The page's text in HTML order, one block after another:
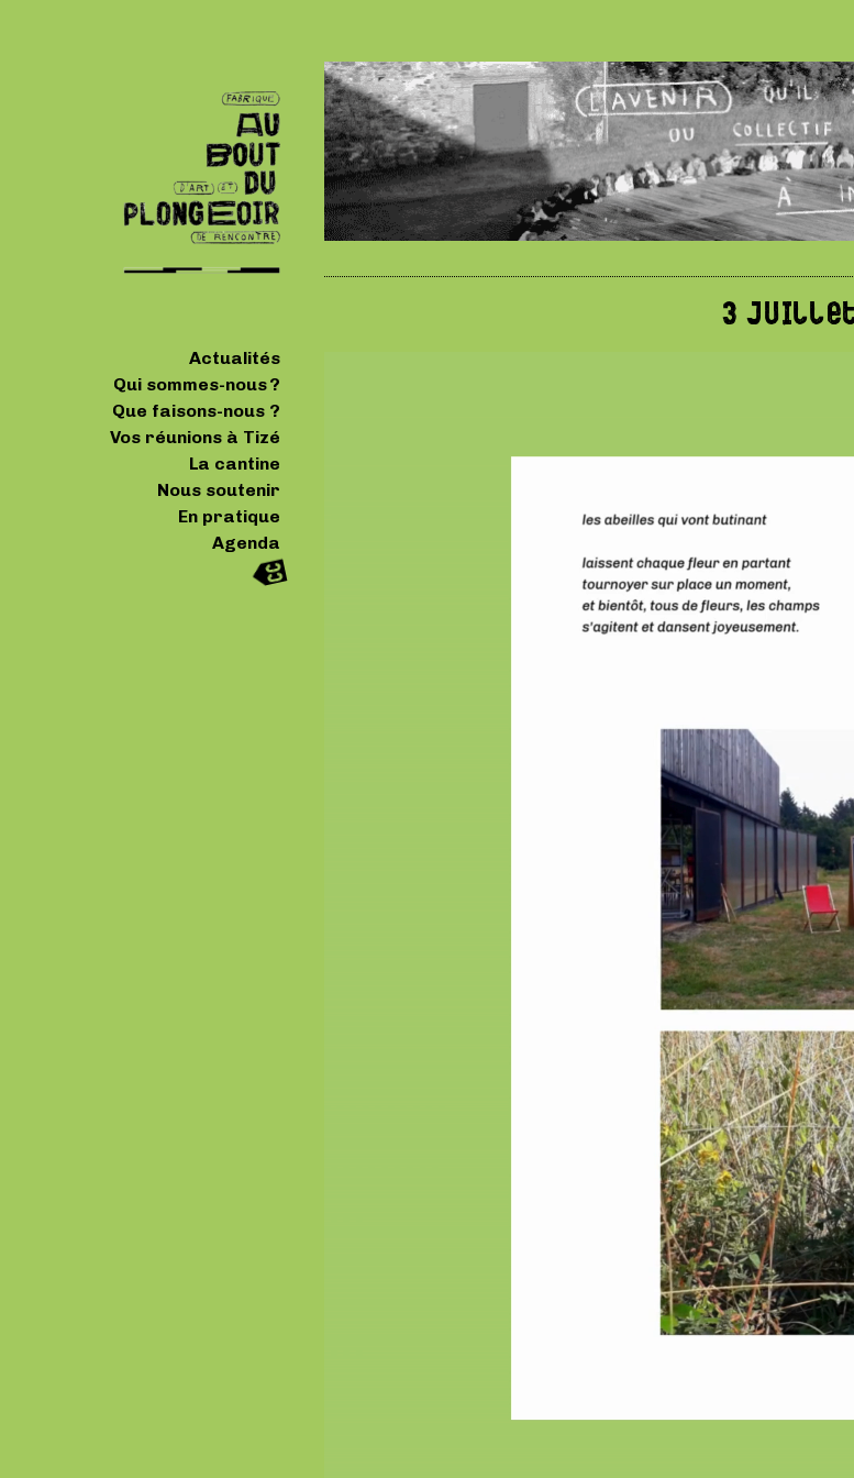
Actualités
Qui sommes-nous ?
Que faisons-nous ?
Vos réunions à Tizé
La cantine
Nous soutenir
En pratique
Agenda
3